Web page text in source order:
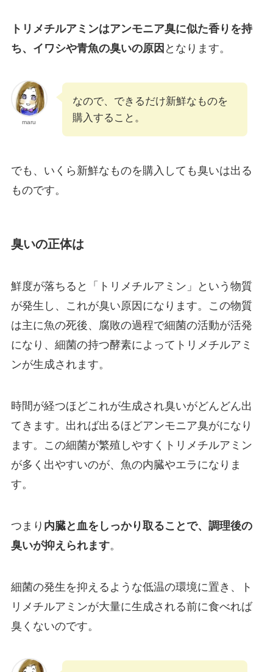
トリメチルアミンはアンモニア臭に似た香りを持
ち、イワシや青魚の臭いの原因 となります。
maru
なので、できるだけ新鮮なものを
購入すること。
でも、いくら新鮮なものを購入しても臭いは出る
ものです。
臭いの正体は
鮮度が落ちると「トリメチルアミン」という物質
が発生し、これが臭い原因になります。この物質
は主に魚の死後、腐敗の過程で細菌の活動が活発
になり、細菌の持つ酵素によってトリメチルアミ
ンが生成されます。
時間が経つほどこれが生成され臭いがどんどん出
てきます。出れば出るほどアンモニア臭がになり
ます。この細菌が繁殖しやすくトリメチルアミン
が多く出やすいのが、魚の内臓やエラになりま
す。
つまり 内臓と血をしっかり取ることで、調理後の
臭いが抑えられます。
細菌の発生を抑えるような低温の環境に置き、ト
リメチルアミンが大量に生成される前に食べれば
臭くないのです。